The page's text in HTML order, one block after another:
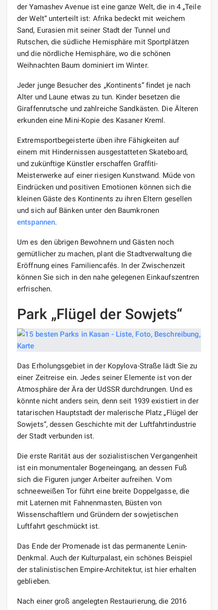
der Yamashev Avenue ist eine ganze Welt, die in 4 „Teile
der Welt“ unterteilt ist: Afrika bedeckt mit weichem
Sand, Eurasien mit seiner Stadt der Tunnel und
Rutschen, die südliche Hemisphäre mit Sportplätzen
und die nördliche Hemisphäre, wo die schönen
Weihnachten Baum dominiert im Winter.
Jeder junge Besucher des „Kontinents“ findet je nach
Alter und Laune etwas zu tun. Kinder besetzen die
Giraffenrutsche und zahlreiche Sandkästen. Die Älteren
erkunden eine Mini-Kopie des Kasaner Kreml.
Extremsportbegeisterte üben ihre Fähigkeiten auf
einem mit Hindernissen ausgestatteten Skateboard,
und zukünftige Künstler erschaffen Graffiti-
Meisterwerke auf einer riesigen Kunstwand. Müde von
Eindrücken und positiven Emotionen können sich die
kleinen Gäste des Kontinents zu ihren Eltern gesellen
und sich auf Bänken unter den Baumkronen
entspannen.
Um es den übrigen Bewohnern und Gästen noch
gemütlicher zu machen, plant die Stadtverwaltung die
Eröffnung eines Familiencafés. In der Zwischenzeit
können Sie sich in den nahe gelegenen Einkaufszentren
erfrischen.
Park „Flügel der Sowjets“
Das Erholungsgebiet in der Kopylova-Straße lädt Sie zu
einer Zeitreise ein. Jedes seiner Elemente ist von der
Atmosphäre der Ära der UdSSR durchdrungen. Und es
könnte nicht anders sein, denn seit 1939 existiert in der
tatarischen Hauptstadt der malerische Platz „Flügel der
Sowjets“, dessen Geschichte mit der Luftfahrtindustrie
der Stadt verbunden ist.
Die erste Rarität aus der sozialistischen Vergangenheit
ist ein monumentaler Bogeneingang, an dessen Fuß
sich die Figuren junger Arbeiter aufreihen. Vom
schneeweißen Tor führt eine breite Doppelgasse, die
mit Laternen mit Fahnenmasten, Büsten von
Wissenschaftlern und Gründern der sowjetischen
Luftfahrt geschmückt ist.
Das Ende der Promenade ist das permanente Lenin-
Denkmal. Auch der Kulturpalast, ein schönes Beispiel
der stalinistischen Empire-Architektur, ist hier erhalten
geblieben.
Nach einer groß angelegten Restaurierung, die 2016